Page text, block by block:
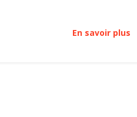
En savoir plus